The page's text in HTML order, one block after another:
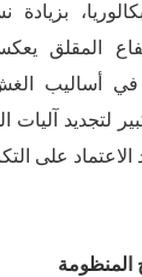
المقلق
في أساليب
لتجديد آليات
على
المنظومة